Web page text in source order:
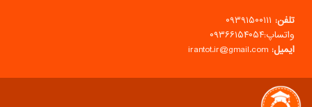
تلفن: ۰۹۳۹۱۵۰۰۱۱۱
واتساپ:۰۹۳۶۶۱۵۴۰۵۴
ایمیل: irantot.ir@gmail.com